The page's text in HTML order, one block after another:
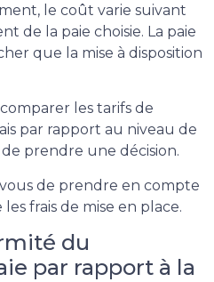
le coût varie suivant
de la paie choisie. La paie
que la mise à disposition
les tarifs de
par rapport au niveau de
prendre une décision.
de prendre en compte
frais de mise en place.
du
par rapport à la